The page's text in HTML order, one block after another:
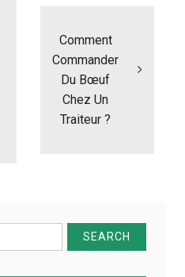
Comment
Commander
Du Bœuf
Chez Un
Traiteur ?